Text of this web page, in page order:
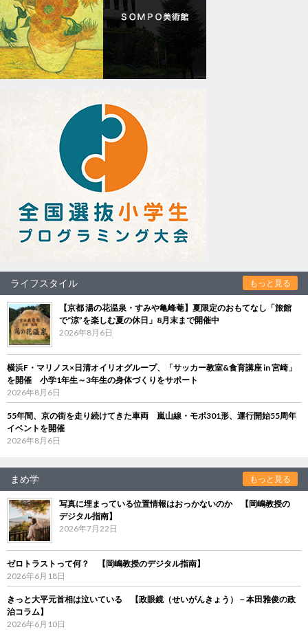
ライフスタイル もっと見る
【京都 湯の花温泉・すみや亀峰菴】夏限定のおもてなし「旅館
で“涼”を楽しむ夏の休日」8月末まで開催中
2026年8月6日
横浜F・マリノス×日清オイリオグループ、「サッカー教室&食育講座 in 宮崎」
を開催 小学1年生～3年生の身体づくりをサポート
2026年8月6日
55年間、京の街を走り続けてきた車両 嵐山線・モボ301形、運行開始55周年
イベントを開催
2026年8月6日
まめ学 もっと見る
写真に埋まっている位置情報はおっかないのか 【岡嶋教授の
デジタル指南】
2026年7月22日
ゼロトラストって何？ 【岡嶋教授のデジタル指南】
2026年6月18日
きっと大平元首相は泣いている 【政眼鏡（せいがんきょう）－本田雅俊の政
治コラム】
2026年6月10日